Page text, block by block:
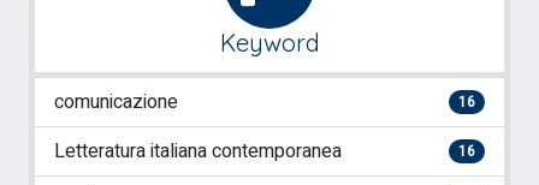
Keyword
comunicazione 16
Letteratura italiana contemporanea 16